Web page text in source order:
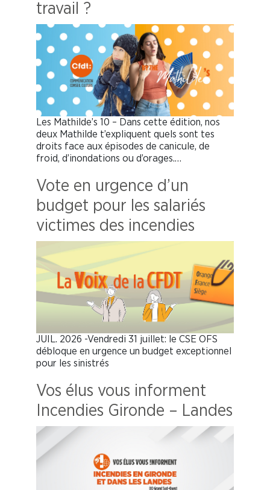
travail ?
Les Mathilde’s 10 – Dans cette édition, nos
deux Mathilde t’expliquent quels sont tes
droits face aux épisodes de canicule, de
froid, d’inondations ou d’orages.…
Vote en urgence d’un
budget pour les salariés
victimes des incendies
JUIL. 2026 -Vendredi 31 juillet: le CSE OFS
débloque en urgence un budget exceptionnel
pour les sinistrés
Vos élus vous informent
Incendies Gironde – Landes